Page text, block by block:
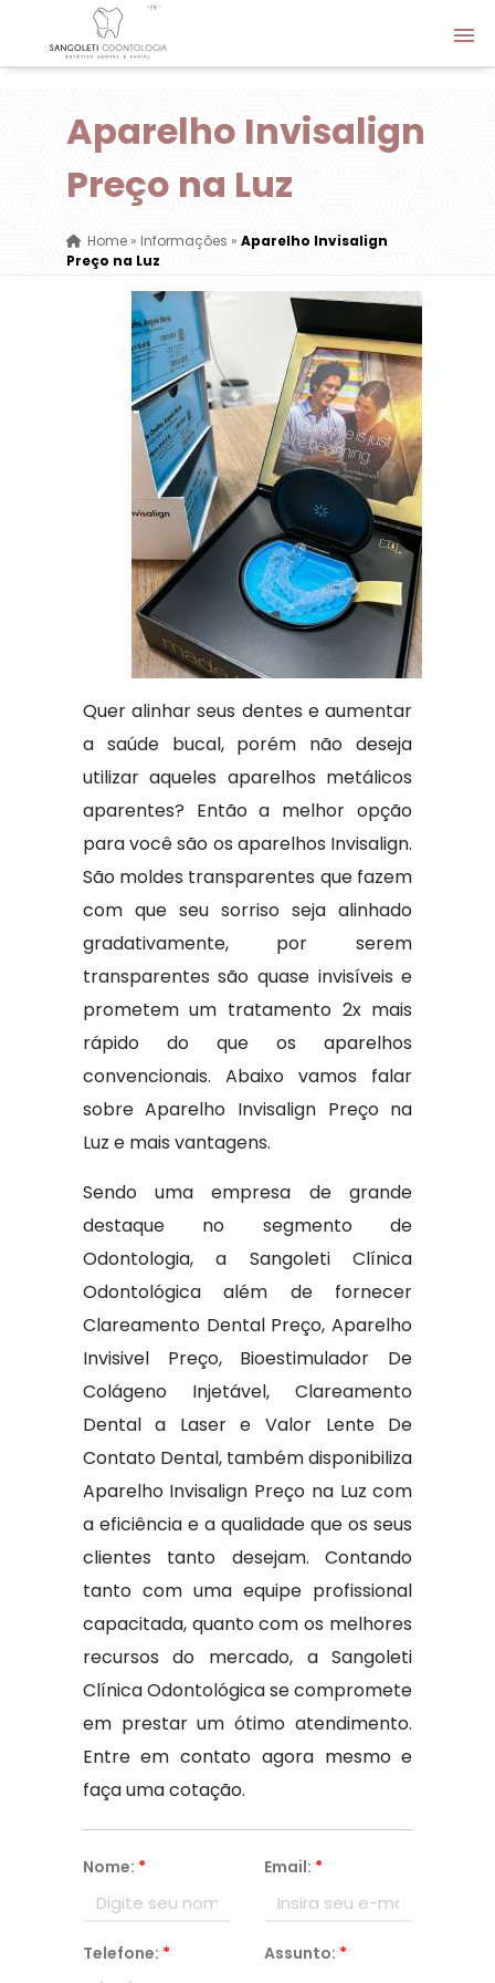
Aparelho Invisalign
Preço na Luz
Home» Informações » Aparelho Invisalign
Preço na Luz
Quer alinhar seus dentes e aumentar
a saúde bucal, porém não deseja
utilizar aqueles aparelhos metálicos
aparentes? Então a melhor opção
para você são os aparelhos Invisalign.
São moldes transparentes que fazem
com que seu sorriso seja alinhado
gradativamente, por serem
transparentes são quase invisíveis e
prometem um tratamento 2x mais
rápido do que os aparelhos
convencionais. Abaixo vamos falar
sobre Aparelho Invisalign Preço na
Luz e mais vantagens.
Sendo uma empresa de grande
destaque no segmento de
Odontologia, a Sangoleti Clínica
Odontológica além de fornecer
Clareamento Dental Preço, Aparelho
Invisivel Preço, Bioestimulador De
Colágeno Injetável, Clareamento
Dental a Laser e Valor Lente De
Contato Dental, também disponibiliza
Aparelho Invisalign Preço na Luz com
a eficiência e a qualidade que os seus
clientes tanto desejam. Contando
tanto com uma equipe profissional
capacitada, quanto com os melhores
recursos do mercado, a Sangoleti
Clínica Odontológica se compromete
em prestar um ótimo atendimento.
Entre em contato agora mesmo e
faça uma cotação.
Nome: * Email: *
Telefone: * Assunto: *